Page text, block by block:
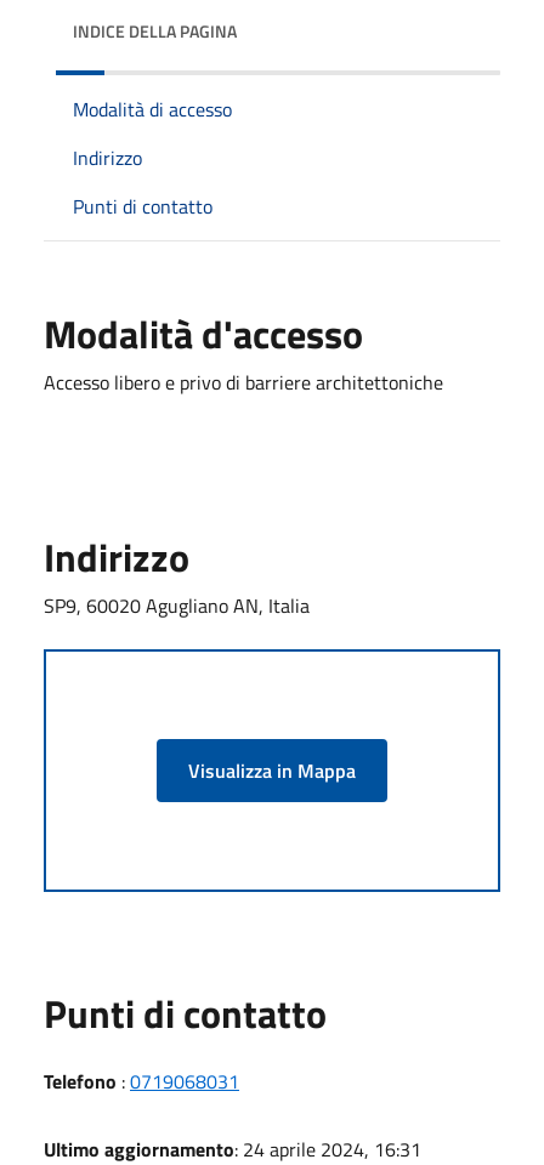
INDICE DELLA PAGINA
Modalità di accesso
Indirizzo
Punti di contatto
Modalità d'accesso
Accesso libero e privo di barriere architettoniche
Indirizzo
SP9, 60020 Agugliano AN, Italia
Visualizza in Mappa
Punti di contatto
Telefono :0719068031
Ultimo aggiornamento: 24 aprile 2024, 16:31